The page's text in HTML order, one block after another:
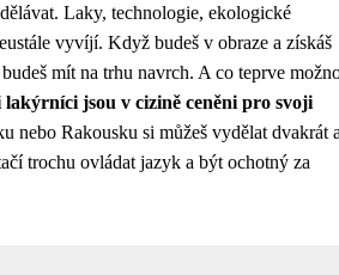
Laky, technologie, ekologické
vyvíjí. Když budeš v obraze a získáš
mít na trhu navrch. A co teprve
lakýrníci jsou v cizině ceněni pro svoji
nebo Rakousku si můžeš vydělat dvakrát
trochu ovládat jazyk a být ochotný za